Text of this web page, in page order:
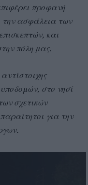
προφανή
την ασφάλεια των
και
πόλη μας.
στο νησί
σχετικών
για την